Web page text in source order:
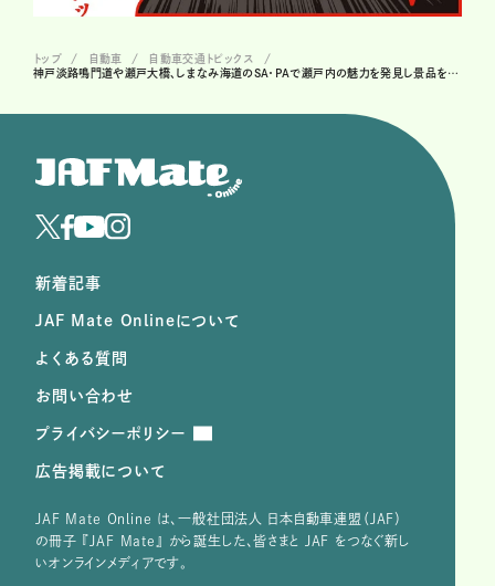
トップ 自動車
自動車交通トピックス
神戸淡路鳴門道や瀬戸大橋、しまなみ海道のSA・PAで瀬戸内の魅力を発見し景品をゲット!
新着記事
JAF Mate Onlineについて
よくある質問
お問い合わせ
プライバシーポリシー
広告掲載について
JAF Mate Online は、⼀般社団法⼈ ⽇本⾃動⾞連盟（JAF）
の冊子 『JAF Mate』 から誕⽣した、皆さまと JAF をつなぐ新し
いオンラインメディアです。